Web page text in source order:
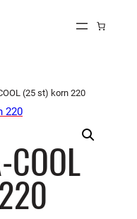
(25 st) korn 220